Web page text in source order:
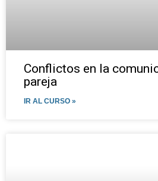
Conflictos en la
pareja
IR AL CURSO »